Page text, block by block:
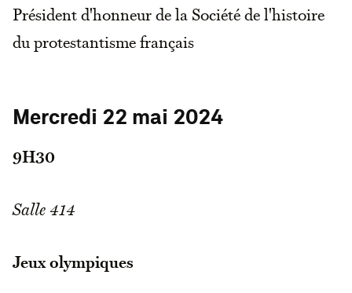
Président d'honneur de la Société de l'histoire
du protestantisme français
Mercredi 22 mai 2024
9H30
Salle 414
Jeux olympiques